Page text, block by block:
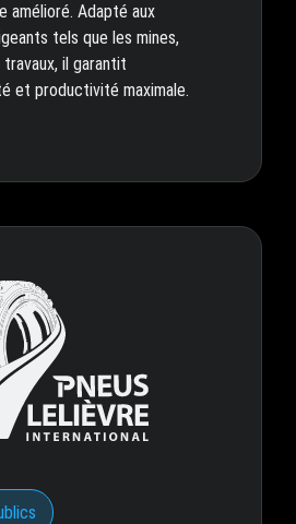
amélioré. Adapté aux
tels que les mines,
il garantit
et productivité maximale.